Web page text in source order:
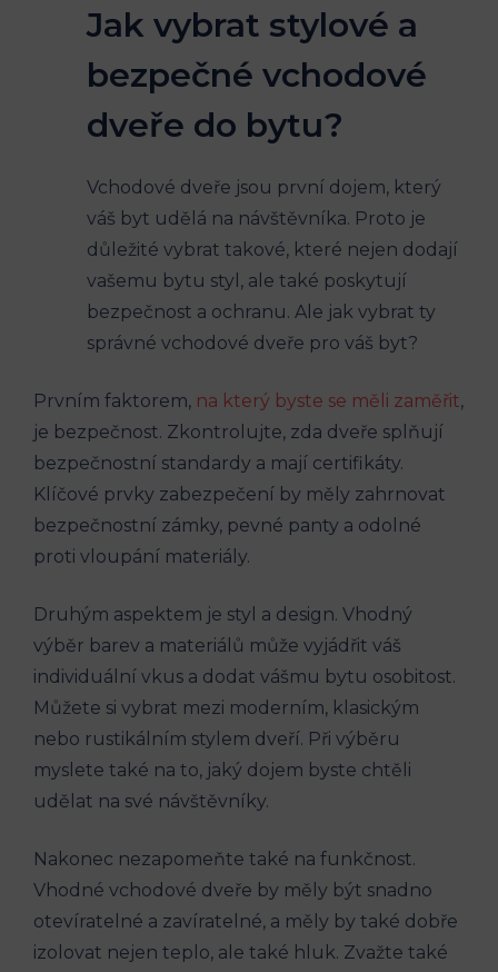
Jak vybrat stylové a
bezpečné vchodové
dveře do bytu?
Vchodové dveře jsou první dojem, který
váš byt udělá na návštěvníka. Proto je
důležité vybrat takové, které nejen dodají
vašemu bytu styl, ale také poskytují
bezpečnost a ochranu. Ale jak vybrat ty
správné vchodové dveře pro váš byt?
Prvním faktorem, na který byste se měli zaměřit,
je bezpečnost. Zkontrolujte, zda dveře splňují
bezpečnostní standardy a mají certifikáty.
Klíčové prvky zabezpečení by měly zahrnovat
bezpečnostní zámky, pevné panty a odolné
proti vloupání materiály.
Druhým aspektem je styl a design. Vhodný
výběr barev a materiálů může vyjádřit váš
individuální vkus a dodat vášmu bytu osobitost.
Můžete si vybrat mezi moderním, klasickým
nebo rustikálním stylem dveří. Při výběru
myslete také na to, jaký dojem byste chtěli
udělat na své návštěvníky.
Nakonec nezapomeňte také na funkčnost.
Vhodné vchodové dveře by měly být snadno
otevíratelné a zavíratelné, a měly by také dobře
izolovat nejen teplo, ale také hluk. Zvažte také